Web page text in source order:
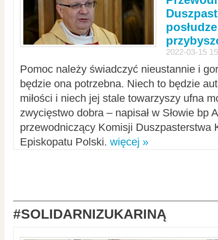
2022-03-15
Pomoc należy świadczyć nieustannie i
będzie ona potrzebna. Niech to będzie
miłości i niech jej stale towarzyszy ufna
zwycięstwo dobra – napisał w Słowie bp
przewodniczący Komisji Duszpasterstwa
Episkopatu Polski. więcej »
#SOLIDARNIZUKARINĄ